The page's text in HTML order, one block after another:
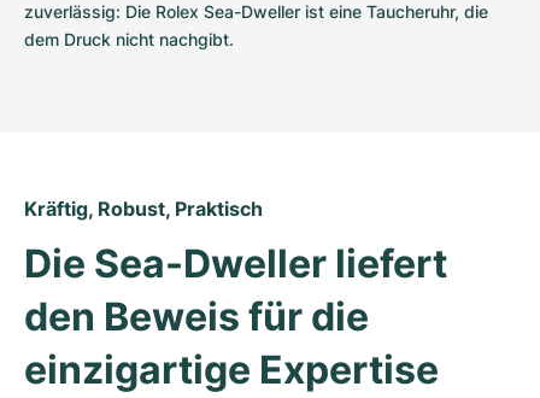
zuverlässig: Die Rolex Sea-Dweller ist eine Taucheruhr, die
dem Druck nicht nachgibt.
Kräftig, Robust, Praktisch
Die Sea-Dweller liefert
den Beweis für die
einzigartige Expertise